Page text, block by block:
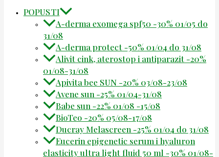
POPUSTI
A-derma exomega spf50 -30% 01/05 do
31/08
A-derma protect -50% 01/04 do 31/08
Alivit cink, aterostop i antiparazit -20%
01/08-31/08
Apivita bee SUN -20% 03/08-23/08
Avene sun -25% 01/04-31/08
Babe sun -22% 01/08 -15/08
BioTeo -20% 05/08-17/08
Ducray Melascreen -25% 01/04 do 31/08
Eucerin epigenetic serum i hyaluron
elasticity ultra light fluid 50 ml -30% 01/08-